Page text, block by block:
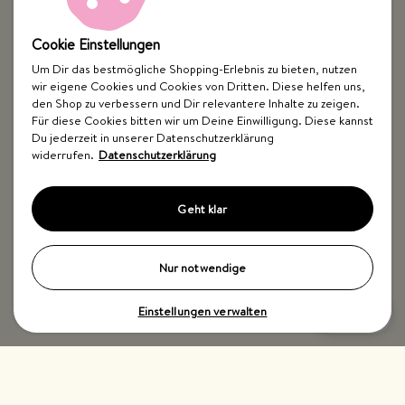
Top Kategorien
Just Spices
Impressum WiderrufsbelehrungDatenschutzBarrierefreiheit
Cookie Einstellungen
Um Dir das bestmögliche Shopping-Erlebnis zu bieten, nutzen
wir eigene Cookies und Cookies von Dritten. Diese helfen uns,
den Shop zu verbessern und Dir relevantere Inhalte zu zeigen.
Für diese Cookies bitten wir um Deine Einwilligung. Diese kannst
Du jederzeit in unserer Datenschutzerklärung
widerrufen. Datenschutzerklärung
Geht klar
Nur notwendige
Einstellungen verwalten